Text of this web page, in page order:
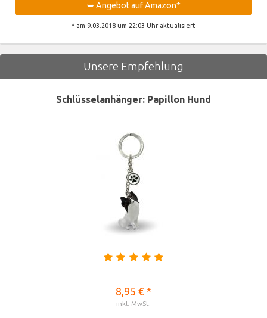
➥ Angebot auf Amazon*
* am 9.03.2018 um 22:03 Uhr aktualisiert
Unsere Empfehlung
Schlüsselanhänger: Papillon Hund
8,95 € *
inkl. MwSt.